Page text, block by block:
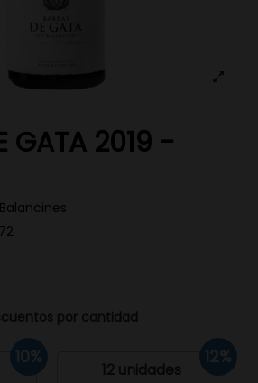
GATA 2019 -
por cantidad
10%
12 unidades
12%